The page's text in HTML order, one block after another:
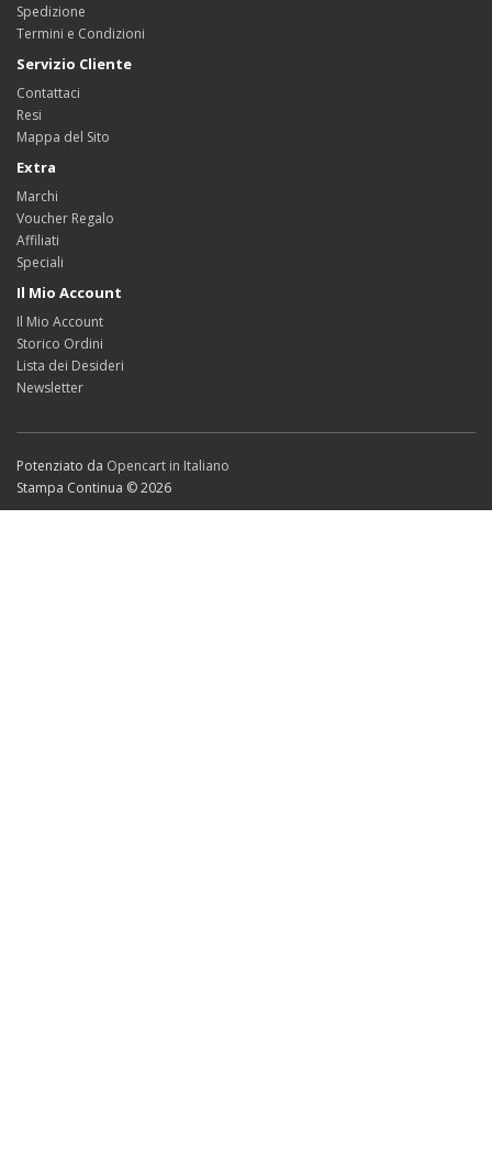
Spedizione
Termini e Condizioni
Servizio Cliente
Contattaci
Resi
Mappa del Sito
Extra
Marchi
Voucher Regalo
Affiliati
Speciali
Il Mio Account
Il Mio Account
Storico Ordini
Lista dei Desideri
Newsletter
Potenziato da Opencart in Italiano
Stampa Continua © 2026